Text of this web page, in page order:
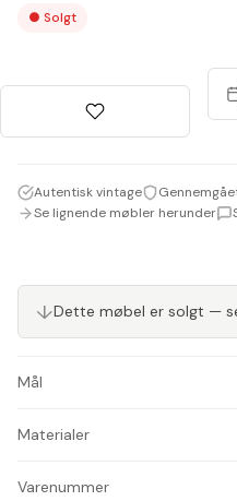
Mål
Materialer
Varenummer
● Solgt
Autentisk vintage
Se lignende møbler herunder
↓Dette møbel er solgt —